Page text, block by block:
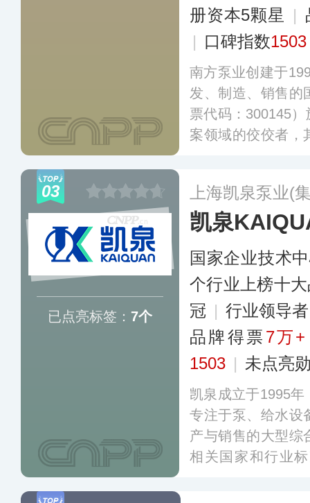
册资本5颗星
|
| 口碑指数1503
南方泵业创建于
发、制造、销售的
票代码：300145
案领域的佼佼者，
CHLFT系列不锈
60多个国家和地区
03
已点亮标签： 7个
上海凯泉泵业(
凯泉
国家企业技术
个行业上榜十
冠 | 行业领导
品牌得票 7万+
1503 | 未点亮
凯泉成立于1995
专注于泵、给水设
产与销售的大型综
相关国家和行业